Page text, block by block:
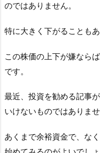
のではありません。
特に大きく下がることもあ
この株価の上下が嫌なら
です。
最近、投資を勧める記事
いけないものではありませ
あくまで余裕資金で、な